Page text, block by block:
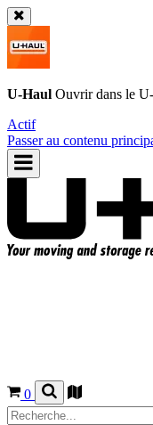
U-Haul Ouvrir dans le
Actif
Passer au contenu
0